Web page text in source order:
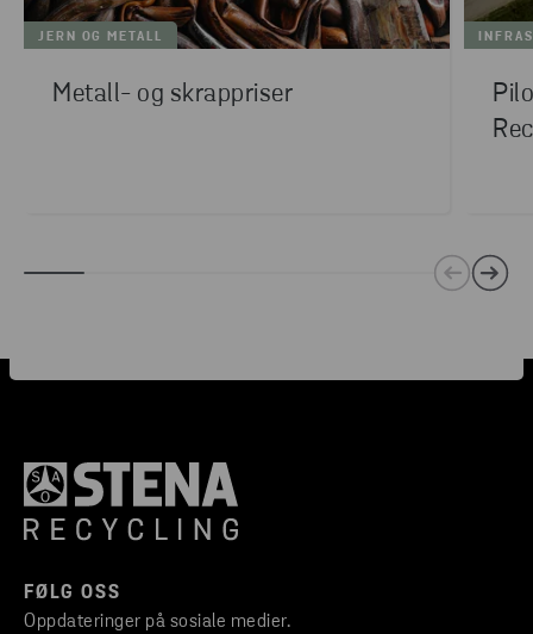
JERN OG METALL
Metall- og skrappriser
FØLG OSS
Oppdateringer på sosiale medier.